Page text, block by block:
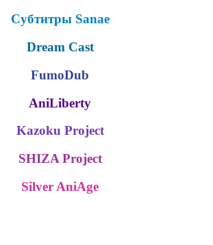
Субтитры Sanae
Dream Cast
FumoDub
AniLiberty
Kazoku Project
SHIZA Project
Silver AniAge